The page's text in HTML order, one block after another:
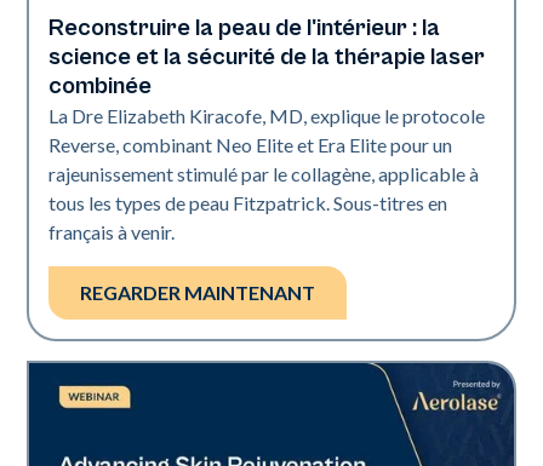
Neo + Era
Reconstruire la peau de l'intérieur : la
science et la sécurité de la thérapie laser
combinée
La Dre Elizabeth Kiracofe, MD, explique le protocole
Reverse, combinant Neo Elite et Era Elite pour un
rajeunissement stimulé par le collagène, applicable à
tous les types de peau Fitzpatrick. Sous-titres en
français à venir.
REGARDER MAINTENANT